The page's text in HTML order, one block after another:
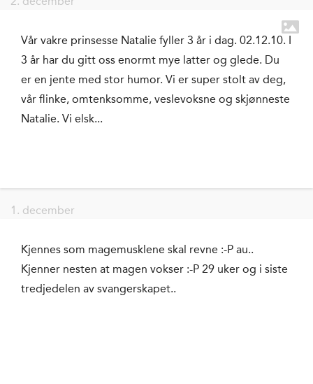
Vår vakre prinsesse Natalie fyller 3 år i dag. 02.12.10. I
3 år har du gitt oss enormt mye latter og glede. Du
er en jente med stor humor. Vi er super stolt av deg,
vår flinke, omtenksomme, veslevoksne og skjønneste
Natalie. Vi elsk...
1. december
Kjennes som magemusklene skal revne :-P au..
Kjenner nesten at magen vokser :-P 29 uker og i siste
tredjedelen av svangerskapet..